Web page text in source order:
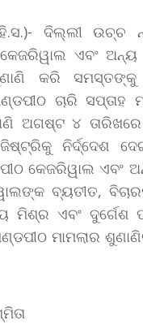
ଦିଲ୍ଲୀ ଉଚ୍ଚ
ଏବଂ
କରି ସମସ୍ତଙ୍କୁ
ଚାରି ସପ୍ତାହ
ଅଗଷ୍ଟ ୪
ନିର୍ଦ୍ଦେଶ
କେଜରିୱାଲ ଏବଂ
ବ୍ୟତୀତ,
ଏବଂ ଦୁର୍ଗେଶ
ମାମଲାର